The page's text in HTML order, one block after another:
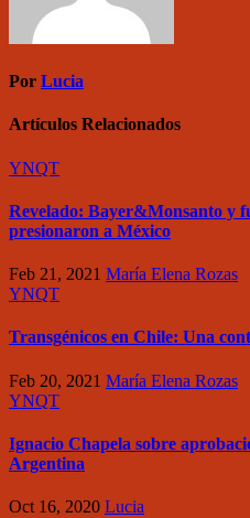
Por Lucia
Artículos Relacionados
YNQT
Revelado: Bayer&Monsanto y
presionaron a México
Feb 21, 2021 María Elena Rozas
YNQT
Transgénicos en Chile: Una
Feb 20, 2021 María Elena Rozas
YNQT
Ignacio Chapela sobre
Argentina
Oct 16, 2020 Lucia